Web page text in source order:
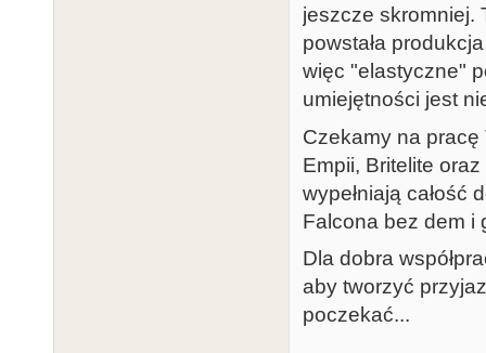
jeszcze skromniej.
powstała
więc "elastyczne"
umiejętności jest
Czekamy na
Empii, Britelite
wypełniają całość
Falcona bez dem i
Dla dobra
aby tworzyć
poczekać...